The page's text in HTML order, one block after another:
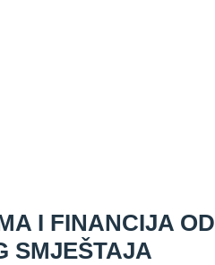
I FINANCIJA OD
SMJEŠTAJA